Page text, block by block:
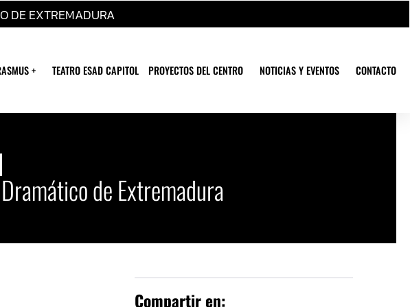
DE EXTREMADURA
+ TEATRO ESAD CAPITOL PROYECTOS DEL CENTRO NOTICIAS Y EVENTOS CONTACTO
de Extremadura
Compartir en: